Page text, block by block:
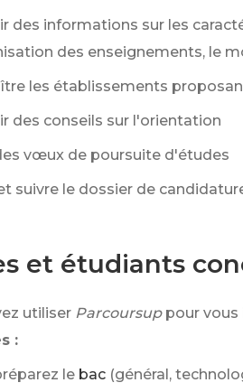
des informations sur les
des enseignements, le
les établissements
des conseils sur l'orientation
vœux de poursuite d'études
suivre le dossier de
et étudiants
utiliser Parcoursup pour vous
:
le bac (général,